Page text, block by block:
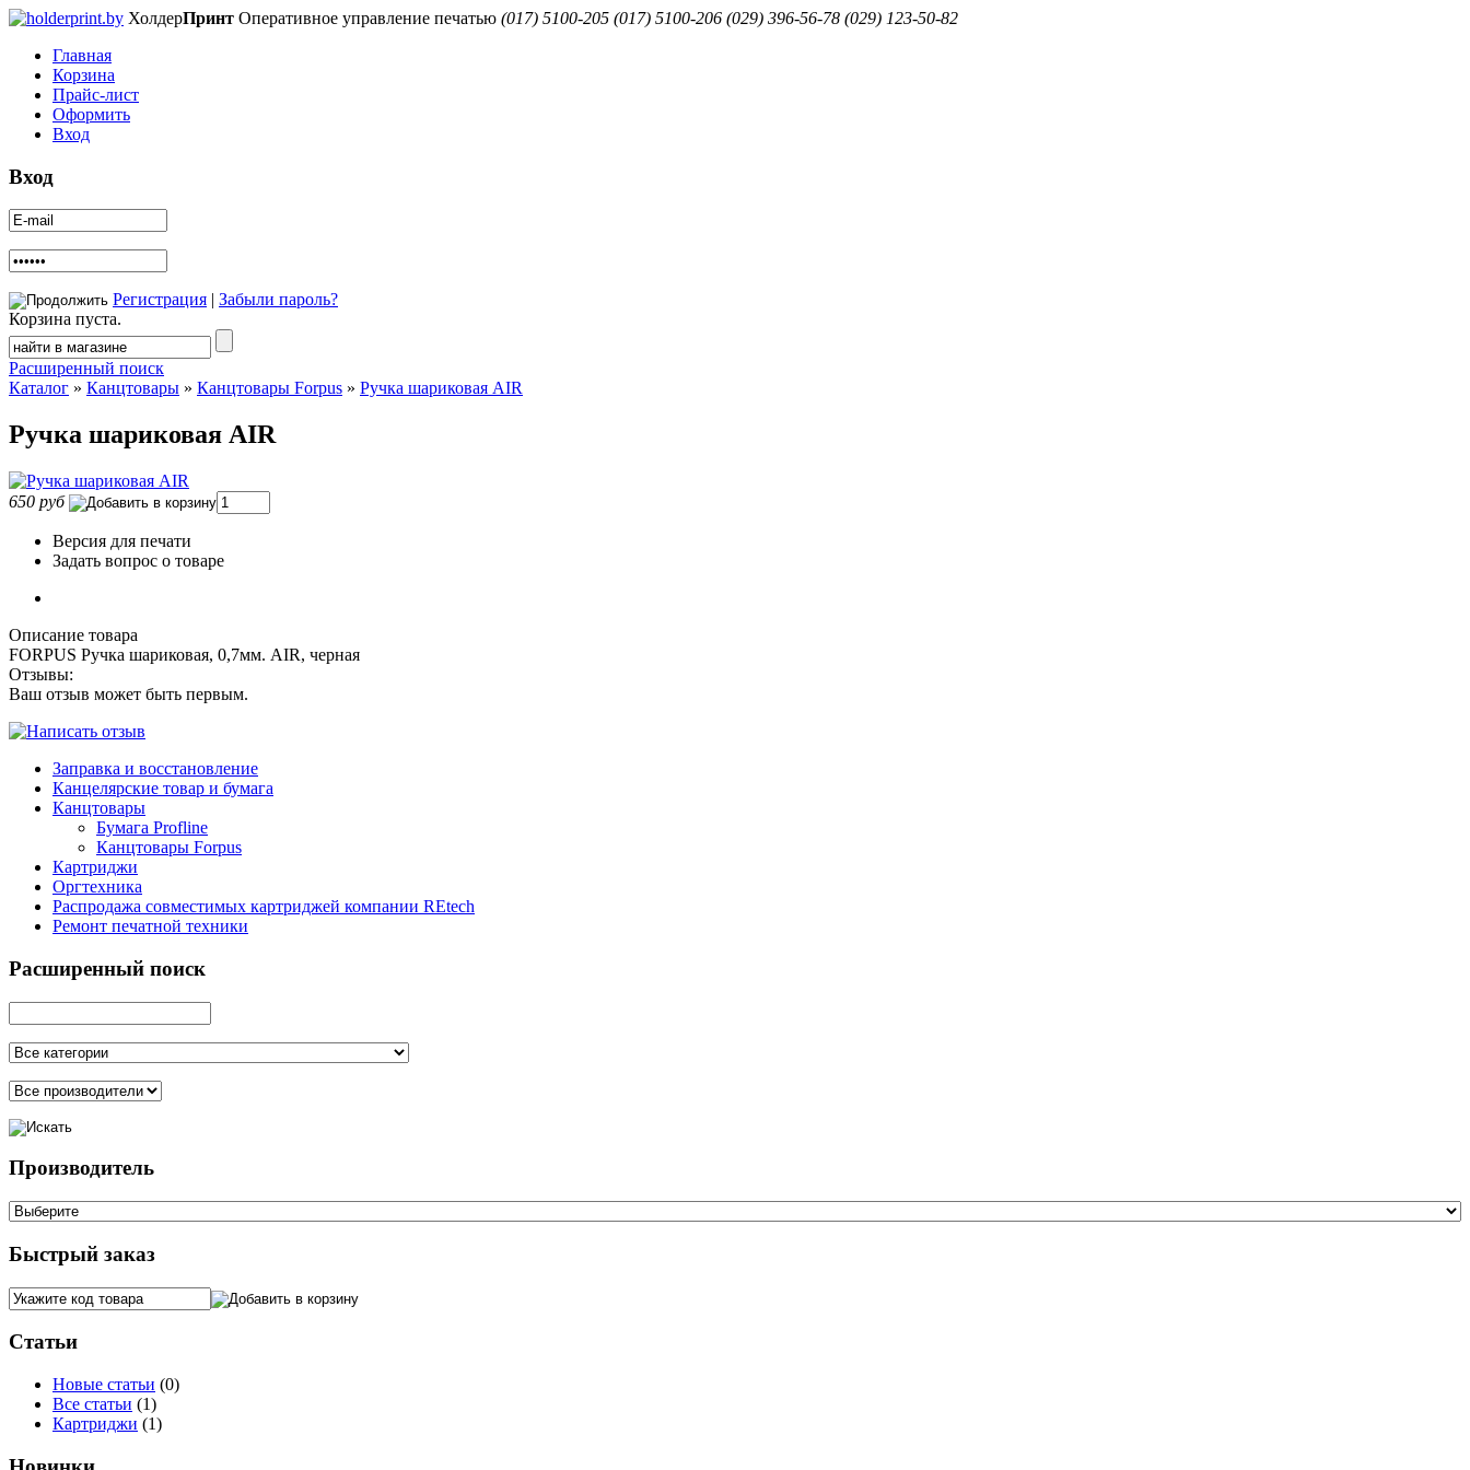
ХолдерПринт Оперативное управление печатью (017) 5100-205 (017) 5100-206 (029) 396-56-78 (029) 123-50-82
Главная
Корзина
Прайс-лист
Оформить
Вход
Вход
Регистрация | Забыли пароль?
Корзина пуста.
Расширенный поиск
Каталог » Канцтовары » Канцтовары Forpus » Ручка шариковая AIR
Ручка шариковая AIR
650 руб
Версия для печати
Задать вопрос о товаре
Описание товара
FORPUS Ручка шариковая, 0,7мм. AIR, черная
Отзывы:
Ваш отзыв может быть первым.
Заправка и восстановление
Канцелярские товар и бумага
Канцтовары
Бумага Profline
Канцтовары Forpus
Картриджи
Оргтехника
Распродажа совместимых картриджей компании REtech
Ремонт печатной техники
Расширенный поиск
Производитель
Быстрый заказ
Статьи
Новые статьи (0)
Все статьи (1)
Картриджи (1)